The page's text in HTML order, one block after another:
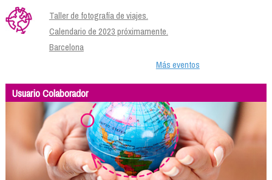
Taller de fotografía de viajes.
Calendario de 2023 próximamente.
Barcelona
Más eventos
Usuario Colaborador